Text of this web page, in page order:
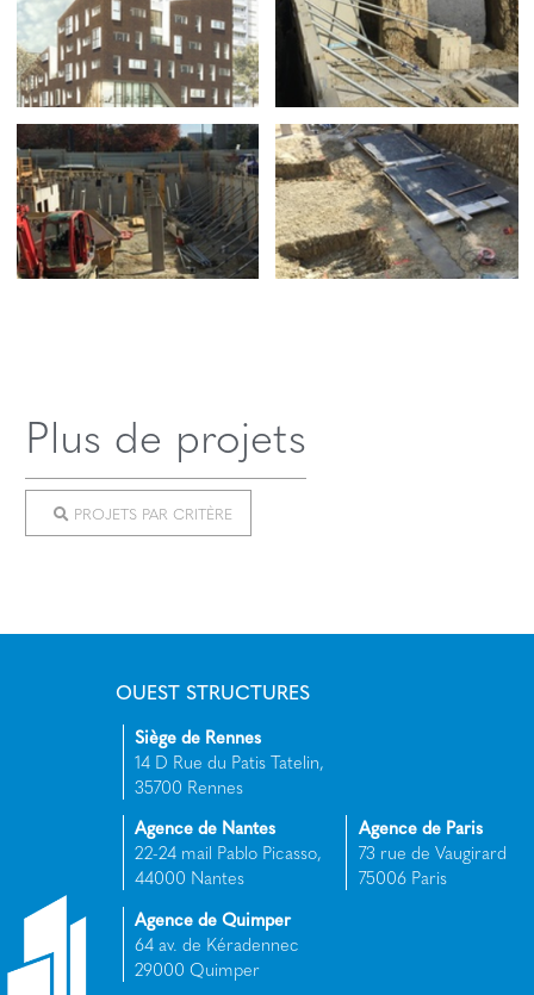
Plus de projets
PROJETS PAR CRITÈRE
OUEST STRUCTURES
Siège de Rennes
14 D Rue du Patis Tatelin,
35700 Rennes
Agence de Nantes
22-24 mail Pablo Picasso,
44000 Nantes
Agence de Paris
73 rue de Vaugirard
75006 Paris
Agence de Quimper
64 av. de Kéradennec
29000 Quimper